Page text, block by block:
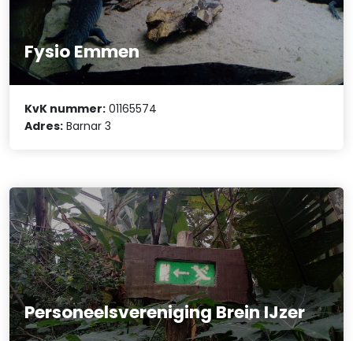
Fysio Emmen
KvK nummer: 01165574
Adres: Barnar 3
Personeelsvereniging Brein IJzer